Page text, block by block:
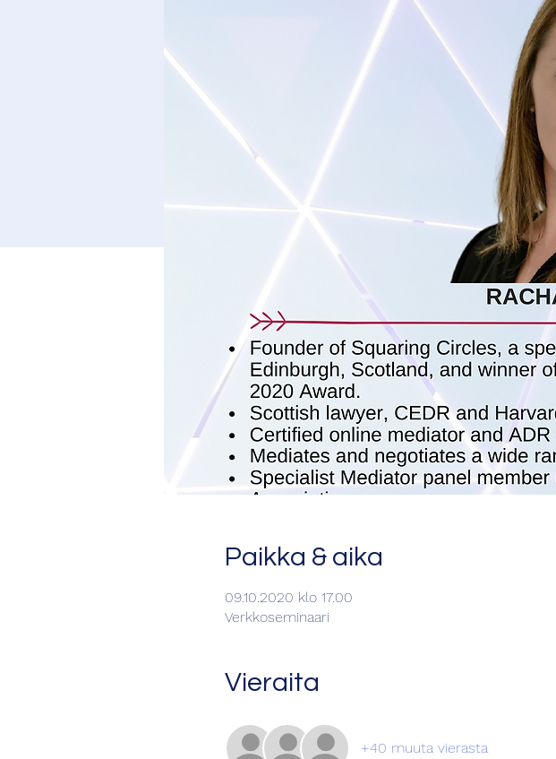
Paikka & aika
09.10.2020 klo 17.00
Verkkoseminaari
Vieraita
+40 muuta vierasta